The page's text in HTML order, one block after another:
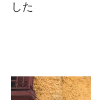
した